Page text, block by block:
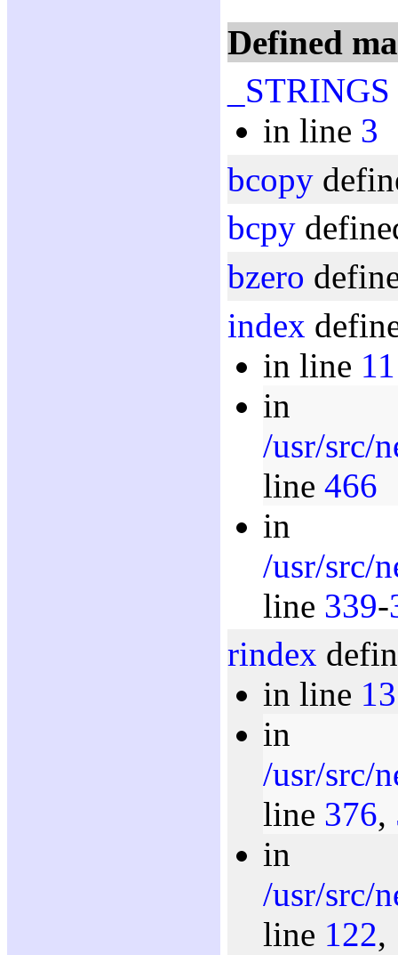
Defined
_STRINGS
in line 3
bcopy
bcpy
bzero
index
in line 11
in
/usr/src/
line 466
in
/usr/src/
line 339-
rindex
in line 13
in
/usr/src/
line 376,
in
/usr/src/
line 122,